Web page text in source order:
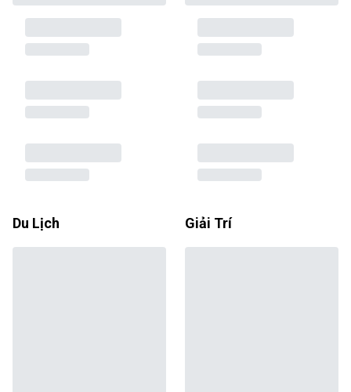
Du Lịch Giải Trí